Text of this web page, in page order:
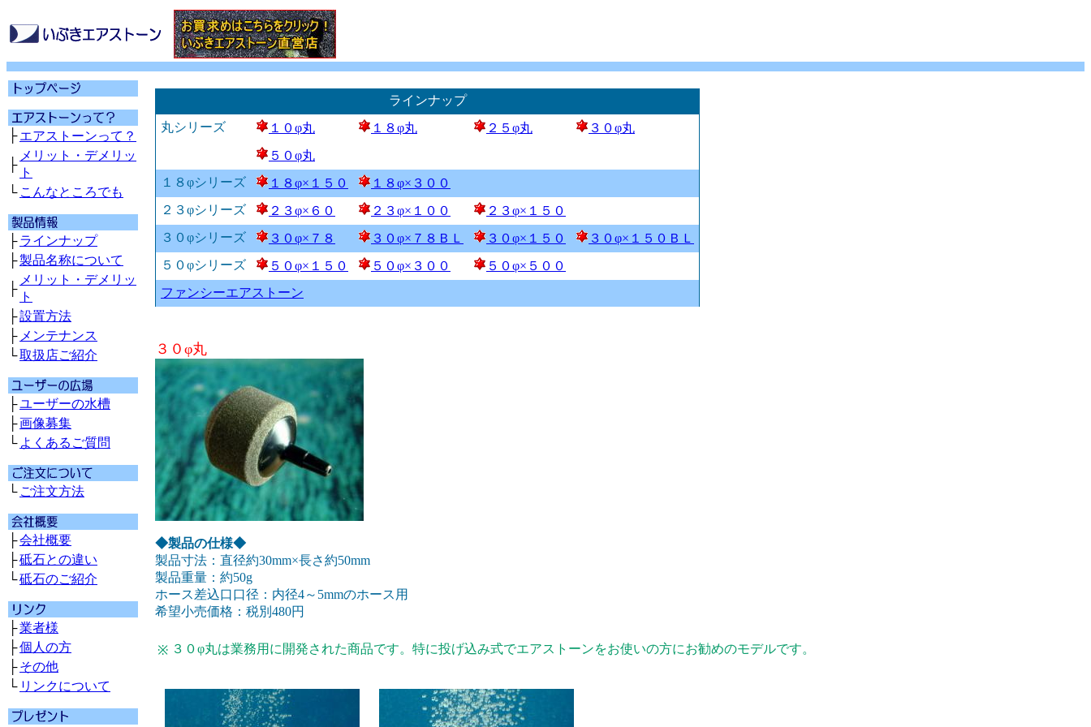
├ エアストーンって？
├
メリット・デメリッ
ト
└ こんなところでも
├ ラインナップ
├製品名称について
├
メリット・デメリッ
ト
├設置方法
├ メンテナンス
└取扱店ご紹介
├ユーザーの水槽
├画像募集
└ よくあるご質問
└ ご注文方法
├会社概要
├砥石との違い
└砥石のご紹介
├業者様
├個人の方
├ その他
└ リンクについて
ラインナップ
丸シリーズ
１０φ丸 １８φ丸 ２５φ丸
３０φ丸
５０φ丸
１８φシリーズ
１８φ×１５０
１８φ×３００
２３φシリーズ
２３φ×６０ ２３φ×１００
２３φ×１５０
３０φシリーズ
３０φ×７８ ３０φ×７８ＢＬ ３０φ×１５０
３０φ×１５０ＢＬ
５０φシリーズ
５０φ×１５０ ５０φ×３００
５０φ×５００
ファンシーエアストーン
３０φ丸
◆製品の仕様◆
製品寸法：直径約30mm×長さ約50mm
製品重量：約50g
ホース差込口口径：内径4～5mmのホース用
希望小売価格：税別480円
※ ３０φ丸は業務用に開発された商品です。特に投げ込み式でエアストーンをお使いの方にお勧めのモデルです。